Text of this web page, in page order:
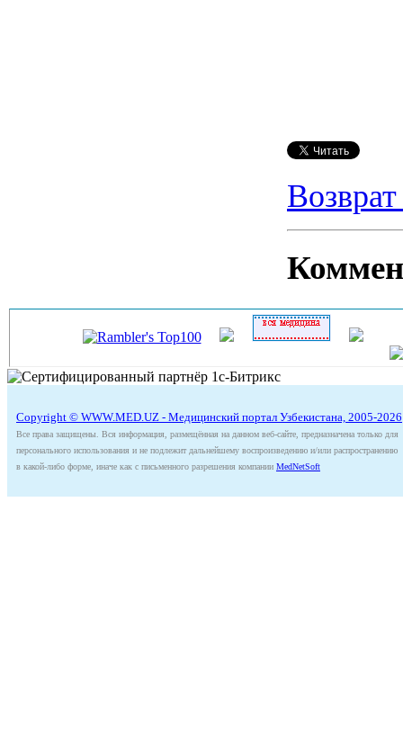
Copyright © WWW.MED.UZ - Медицинский портал Узбекистана, 2005-2026
Все права защищены. Вся информация, размещённая на данном веб-сайте, предназначена только для
персонального использования и не подлежит дальнейшему воспроизведению и/или распространению
в какой-либо форме, иначе как с письменного разрешения компании MedNetSoft